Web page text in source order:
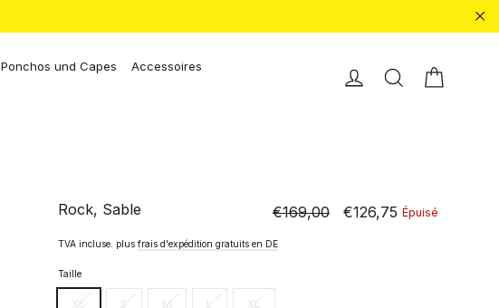
Ponchos und Capes
Accessoires
EinloggenRecherche
Rock, Sable
Prix
normal
€169,00
Prix
spécial
€126,75 Épuisé
TVA incluse. plus frais d'expédition gratuits en DE
Taille
XS S M L XL